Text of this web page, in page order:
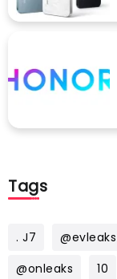
Tags
. J7 @evleaks
@onleaks
10